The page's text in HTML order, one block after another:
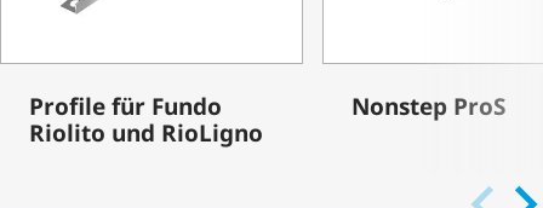
Profile für Fundo
Riolito und RioLigno
Nonstep ProS